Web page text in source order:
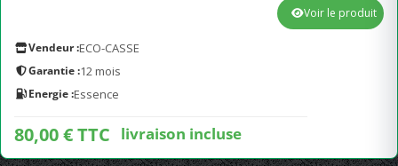
Vendeur :ECO-CASSE
Garantie :12 mois
Energie :Essence
80,00 € TTC livraison incluse
Voir le produit